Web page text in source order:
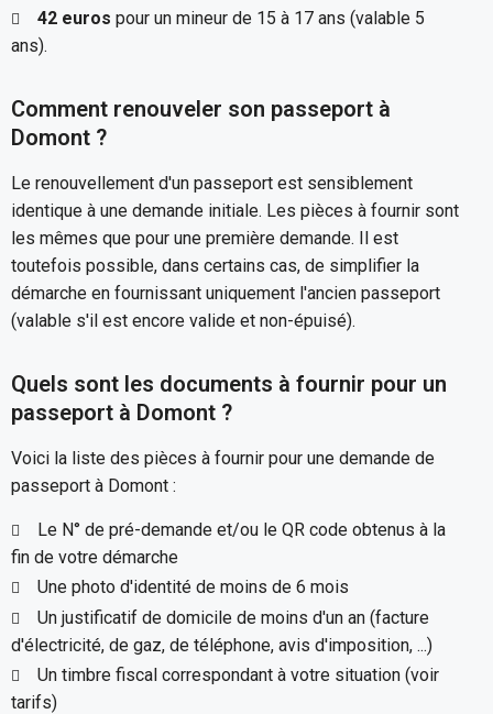
42 euros pour un mineur de 15 à 17 ans (valable 5
ans).
Comment renouveler son passeport à
Domont ?
Le renouvellement d'un passeport est sensiblement
identique à une demande initiale. Les pièces à fournir sont
les mêmes que pour une première demande. Il est
toutefois possible, dans certains cas, de simplifier la
démarche en fournissant uniquement l'ancien passeport
(valable s'il est encore valide et non-épuisé).
Quels sont les documents à fournir pour un
passeport à Domont ?
Voici la liste des pièces à fournir pour une demande de
passeport à Domont :
Le N° de pré-demande et/ou le QR code obtenus à la
fin de votre démarche
Une photo d'identité de moins de 6 mois
Un justificatif de domicile de moins d'un an (facture
d'électricité, de gaz, de téléphone, avis d'imposition, ...)
Un timbre fiscal correspondant à votre situation (voir
tarifs)